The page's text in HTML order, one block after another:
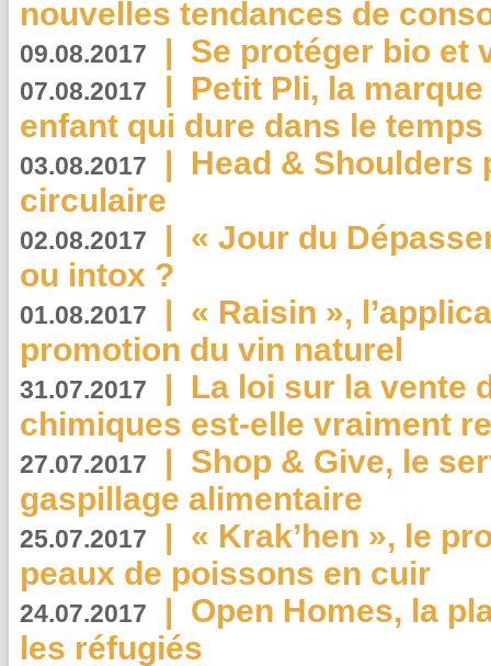
nouvelles tendances de
09.08.2017 | Se protéger bio et
07.08.2017 | Petit Pli, la
enfant qui dure dans le temps
03.08.2017 | Head & Shoulders
circulaire
02.08.2017 | « Jour du
ou intox ?
01.08.2017 | « Raisin »,
promotion du vin naturel
31.07.2017 | La loi sur la vente
chimiques est-elle vraiment
27.07.2017 | Shop & Give, le
gaspillage alimentaire
25.07.2017 | « Krak’hen », le
peaux de poissons en cuir
24.07.2017 | Open Homes, la
les réfugiés